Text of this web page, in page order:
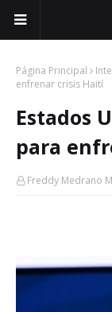
Página Principal
enfrenar crisis Haití
Estados
para
Freddy Medrano